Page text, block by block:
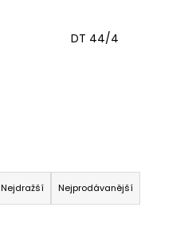
DT 44/4
Nejdražší Nejprodávanější